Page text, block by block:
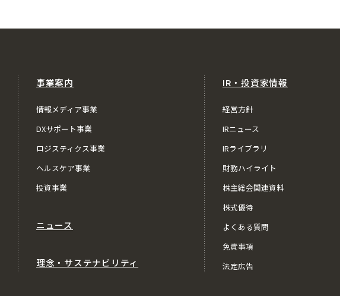
事業案内
情報メディア事業
DXサポート事業
ロジスティクス事業
ヘルスケア事業
投資事業
ニュース
理念・サステナビリティ
IR・投資家情報
経営方針
IRニュース
IRライブラリ
財務ハイライト
株主総会関連資料
株式優待
よくある質問
免責事項
法定広告